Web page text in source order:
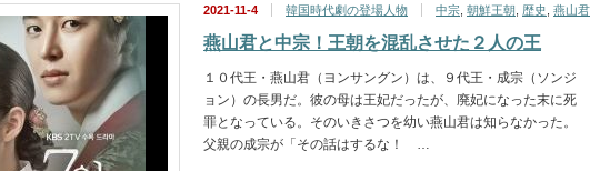
2021-11-4 韓国時代劇の登場人物 中宗 朝鮮王朝 歴史 燕山君
燕山君と中宗！王朝を混乱させた２人の王
１０代王・燕山君（ヨンサングン）は、９代王・成宗（ソンジ
ョン）の長男だ。彼の母は王妃だったが、廃妃になった末に死
罪となっている。そのいきさつを幼い燕山君は知らなかった。
父親の成宗が「その話はするな！ …